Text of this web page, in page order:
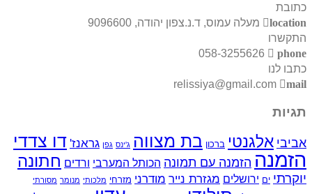
כתובת
location
מעלה עמוס, ד.נ.צפון יהודה, 9096600
התקשרו
phone
כתבו לנו
mail
תגיות
אביבי אלגנטי ברכון בת מצווה ג'ינס גפן גראנז' דו צדדי
הזמנה הזמנה עם תמונה הכותל המערבי ורדים חתונה
יוקרתי ים ירושלים מגזרת נייר מודרני מזרחי מלכותי מנומר מסורתי